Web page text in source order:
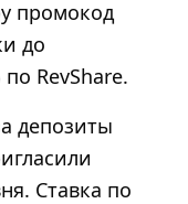
промокод
до
RevShare.
депозиты
Ставка по